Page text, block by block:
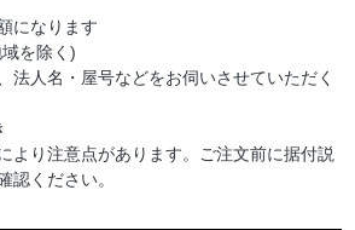
になります
を除く)
法人名・屋号などをお伺いさせていただく
より注意点があります。ご注文前に据付説
認ください。